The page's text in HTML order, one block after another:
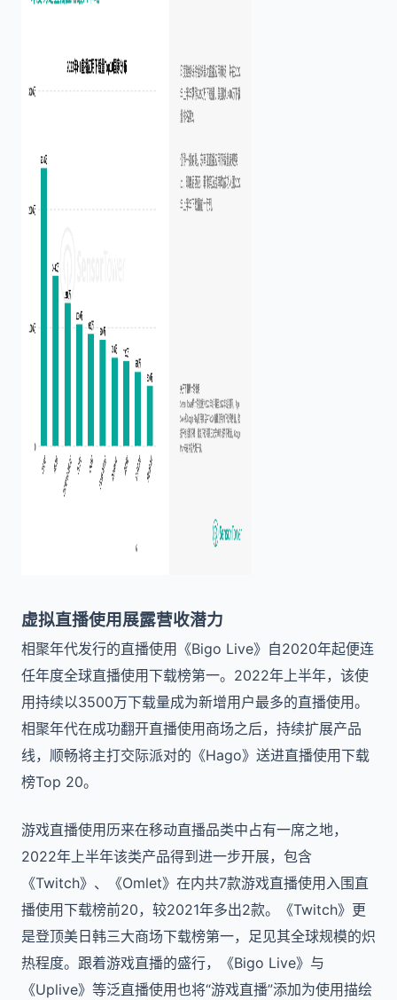
虚拟直播使用展露营收潜力
相聚年代发行的直播使用《Bigo Live》自2020年起便连
任年度全球直播使用下载榜第一。2022年上半年，该使
用持续以3500万下载量成为新增用户最多的直播使用。
相聚年代在成功翻开直播使用商场之后，持续扩展产品
线，顺畅将主打交际派对的《Hago》送进直播使用下载
榜Top 20。
游戏直播使用历来在移动直播品类中占有一席之地，
2022年上半年该类产品得到进一步开展，包含
《Twitch》、《Omlet》在内共7款游戏直播使用入围直
播使用下载榜前20，较2021年多出2款。《Twitch》更
是登顶美日韩三大商场下载榜第一，足见其全球规模的炽
热程度。跟着游戏直播的盛行，《Bigo Live》与
《Uplive》等泛直播使用也将“游戏直播”添加为使用描绘